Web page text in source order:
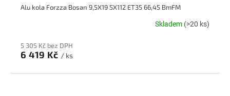
Alu kola Forzza Bosan 9,5X19 5X112 ET35 66,45 BmFM
Skladem (>20 ks)
5 305 Kč bez DPH
6 419 Kč / ks